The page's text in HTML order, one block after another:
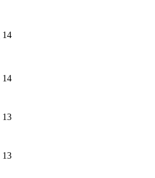
14
14
13
13